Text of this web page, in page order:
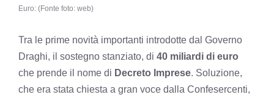
Euro: (Fonte foto: web)
Tra le prime novità importanti introdotte dal Governo
Draghi, il sostegno stanziato, di 40 miliardi di euro
che prende il nome di Decreto Imprese. Soluzione,
che era stata chiesta a gran voce dalla Confesercenti,